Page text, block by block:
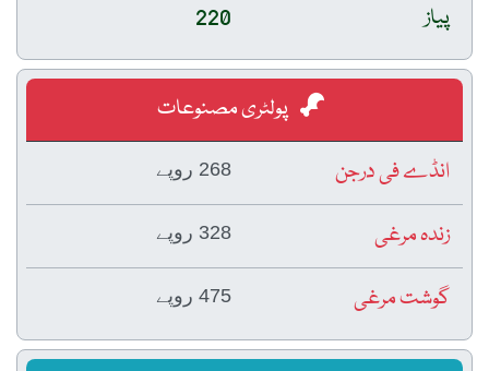
پیاز
220
پولٹری مصنوعات
انڈے فی درجن
268 روپے
زندہ مرغی 328 روپے
گوشت مرغی 475 روپے